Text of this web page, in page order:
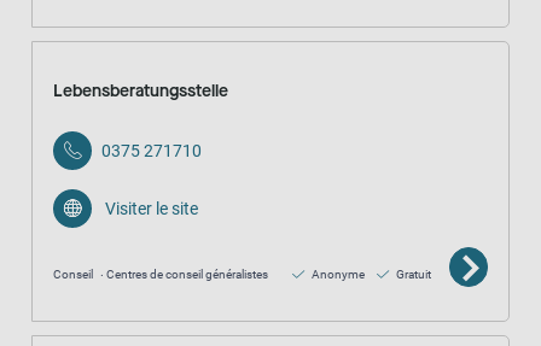
Lebensberatungsstelle
0375 271710
Visiter le site
Conseil Centres de conseil généralistes Anonyme Gratuit